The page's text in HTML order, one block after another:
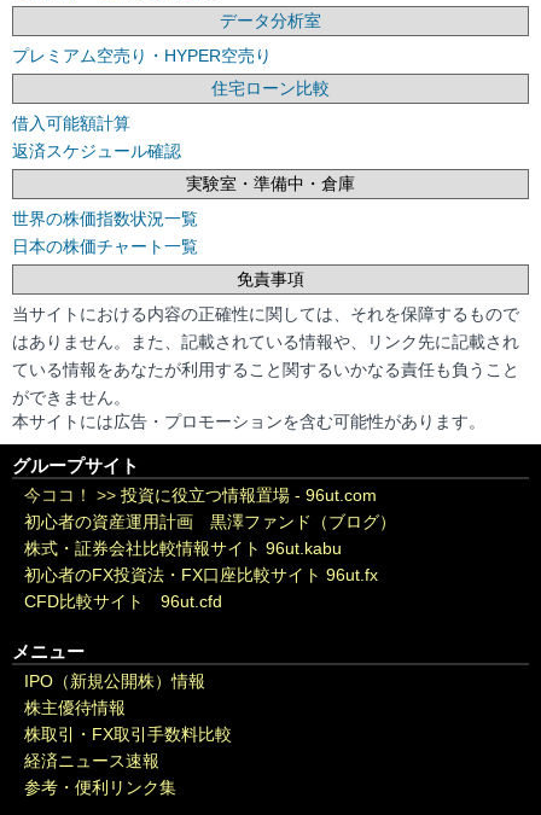
データ分析室
プレミアム空売り・HYPER空売り
住宅ローン比較
借入可能額計算
返済スケジュール確認
実験室・準備中・倉庫
世界の株価指数状況一覧
日本の株価チャート一覧
免責事項
当サイトにおける内容の正確性に関しては、それを保障するもので
はありません。また、記載されている情報や、リンク先に記載され
ている情報をあなたが利用すること関するいかなる責任も負うこと
ができません。
本サイトには広告・プロモーションを含む可能性があります。
グループサイト
今ココ！ >> 投資に役立つ情報置場 - 96ut.com
初心者の資産運用計画 黒澤ファンド（ブログ）
株式・証券会社比較情報サイト 96ut.kabu
初心者のFX投資法・FX口座比較サイト 96ut.fx
CFD比較サイト 96ut.cfd
メニュー
IPO（新規公開株）情報
株主優待情報
株取引・FX取引手数料比較
経済ニュース速報
参考・便利リンク集